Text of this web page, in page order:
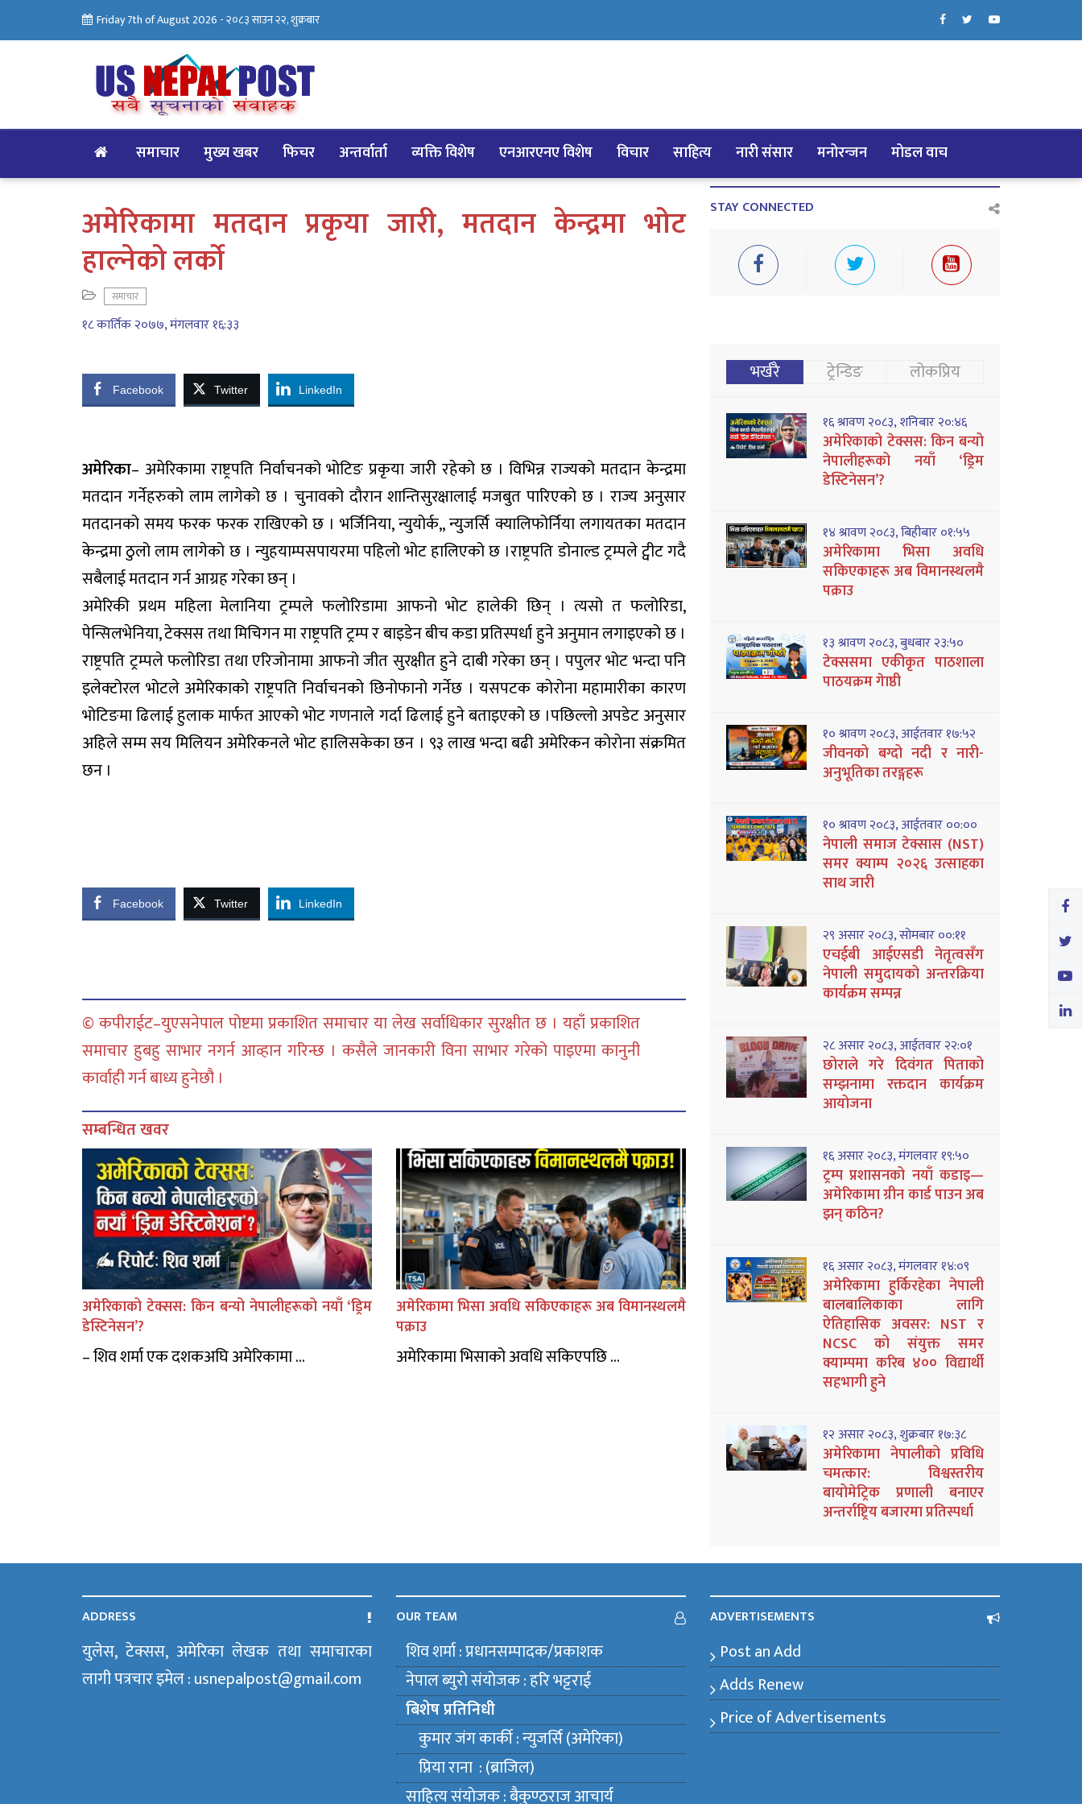
Friday 7th of August 2026 -२०८३ साउन २२, शुक्रबार
समाचार मुख्य खबर फिचर अन्तर्वार्ता व्यक्ति विशेष एनआरएनए विशेष विचार साहित्य नारी संसार मनोरन्जन मोडल वाच
अमेरिकामा मतदान प्रकृया जारी, मतदान केन्द्रमा भोट
हाल्नेको लर्को
समाचार
१८ कार्तिक २०७७, मंगलवार १६:३३
Facebook Twitter LinkedIn
अमेरिका– अमेरिकामा राष्ट्रपति निर्वाचनको भोटिङ प्रकृया जारी रहेको छ । विभिन्न राज्यको मतदान केन्द्रमा
मतदान गर्नेहरुको लाम लागेको छ । चुनावको दौरान शान्तिसुरक्षालाई मजबुत पारिएको छ । राज्य अनुसार
मतदानको समय फरक फरक राखिएको छ । भर्जिनिया, न्युयोर्क,, न्युजर्सि क्यालिफोर्निया लगायतका मतदान
केन्द्रमा ठुलो लाम लागेको छ । न्युहयाम्पसपायरमा पहिलो भोट हालिएको छ ।राष्ट्रपति डोनाल्ड ट्रम्पले ट्वीट गदै
सबैलाई मतदान गर्न आग्रह गरेका छन् ।
अमेरिकी प्रथम महिला मेलानिया ट्रम्पले फलोरिडामा आफनो भोट हालेकी छिन् । त्यसो त फलोरिडा,
पेन्सिलभेनिया, टेक्सस तथा मिचिगन मा राष्ट्रपति ट्रम्प र बाइडेन बीच कडा प्रतिस्पर्धा हुने अनुमान लगाइएको छ ।
राष्ट्रपति ट्रम्पले फलोरिडा तथा एरिजोनामा आफनो जीत सुरक्षीत हुने दाबी गरेका छन् । पपुलर भोट भन्दा पनि
इलेक्टोरल भोटले अमेरिकाको राष्ट्रपति निर्वाचनको छिनोफानो गर्नेछ । यसपटक कोरोना महामारीका कारण
भोटिङमा ढिलाई हुलाक मार्फत आएको भोट गणनाले गर्दा ढिलाई हुने बताइएको छ ।पछिल्लाे अपडेट अनुसार
अहिले सम्म सय मिलियन अमेरिकनले भाेट हालिसकेका छन । ९३ लाख भन्दा बढी अमेरिकन काेराेना संक्रमित
छन ।
Facebook Twitter LinkedIn
© कपीराईट–युएसनेपाल पोष्टमा प्रकाशित समाचार या लेख सर्वाधिकार सुरक्षीत छ । यहाँ प्रकाशित
समाचार हुबहु साभार नगर्न आव्हान गरिन्छ । कसैले जानकारी विना साभार गरेको पाइएमा कानुनी
कार्वाही गर्न बाध्य हुनेछौ ।
सम्बन्धित खवर
अमेरिकाको टेक्सस: किन बन्यो नेपालीहरूको नयाँ ‘ड्रिम
डेस्टिनेसन’?
– शिव शर्मा एक दशकअघि अमेरिकामा ...
अमेरिकामा भिसा अवधि सकिएकाहरू अब विमानस्थलमै
पक्राउ
अमेरिकामा भिसाको अवधि सकिएपछि ...
STAY CONNECTED
भर्खरै ट्रेन्डिङ लोकप्रिय
१६ श्रावण २०८३, शनिबार २०:४६
अमेरिकाको टेक्सस: किन बन्यो
नेपालीहरूको नयाँ ‘ड्रिम
डेस्टिनेसन’?
१४ श्रावण २०८३, बिहीबार ०१:५५
अमेरिकामा भिसा अवधि
सकिएकाहरू अब विमानस्थलमै
पक्राउ
१३ श्रावण २०८३, बुधबार २३:५०
टेक्ससमा एकीकृत पाठशाला
पाठयक्रम गेाष्ठी
१० श्रावण २०८३, आईतवार १७:५२
जीवनको बग्दो नदी र नारी-
अनुभूतिका तरङ्गहरू
१० श्रावण २०८३, आईतवार ००:००
नेपाली समाज टेक्सास (NST)
समर क्याम्प २०२६ उत्साहका
साथ जारी
२९ असार २०८३, सोमबार ००:११
एचईबी आईएसडी नेतृत्वसँग
नेपाली समुदायको अन्तरक्रिया
कार्यक्रम सम्पन्न
२८ असार २०८३, आईतवार २२:०१
छोराले गरे दिवंगत पिताको
सम्झनामा रक्तदान कार्यक्रम
आयोजना
१६ असार २०८३, मंगलवार १९:५०
ट्रम्प प्रशासनको नयाँ कडाइ—
अमेरिकामा ग्रीन कार्ड पाउन अब
झन् कठिन?
१६ असार २०८३, मंगलवार १४:०९
अमेरिकामा हुर्किरहेका नेपाली
बालबालिकाका लागि
ऐतिहासिक अवसर: NST र
NCSC को संयुक्त समर
क्याम्पमा करिब ४०० विद्यार्थी
सहभागी हुने
१२ असार २०८३, शुक्रबार १७:३८
अमेरिकामा नेपालीको प्रविधि
चमत्कार: विश्वस्तरीय
बायोमेट्रिक प्रणाली बनाएर
अन्तर्राष्ट्रिय बजारमा प्रतिस्पर्धा
ADDRESS
युलेस, टेक्सस, अमेरिका लेखक तथा समाचारका
लागी पत्रचार इमेल : usnepalpost@gmail.com
OUR TEAM
शिव शर्मा : प्रधानसम्पादक/प्रकाशक
नेपाल ब्युराे संयाेजक : हरि भट्टराई
बिशेष प्रतिनिधी
कुमार जंग कार्की : न्युजर्सि (अमेरिका)
प्रिया राना : (ब्राजिल)
साहित्य संयाेजक : बैकुण्ठराज आचार्य
ADVERTISEMENTS
Post an Add
Adds Renew
Price of Advertisements